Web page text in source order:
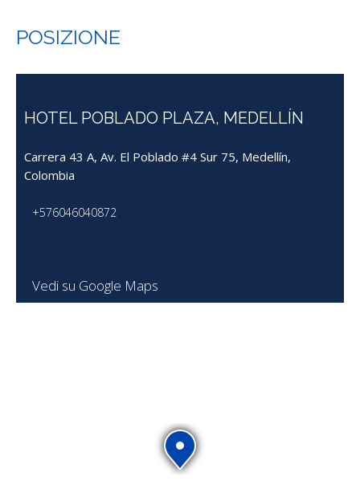
POSIZIONE
HOTEL POBLADO PLAZA, MEDELLÍN
Carrera 43 A, Av. El Poblado #4 Sur 75, Medellín,
Colombia
+576046040872
Vedi su Google Maps